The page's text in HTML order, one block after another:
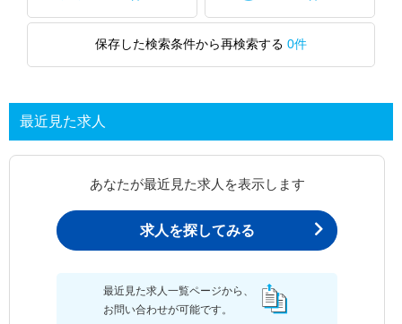
保存した検索条件から再検索する 0件
最近見た求人
あなたが最近見た求人を表示します
求人を探してみる
最近見た求人一覧ページから、
お問い合わせが可能です。